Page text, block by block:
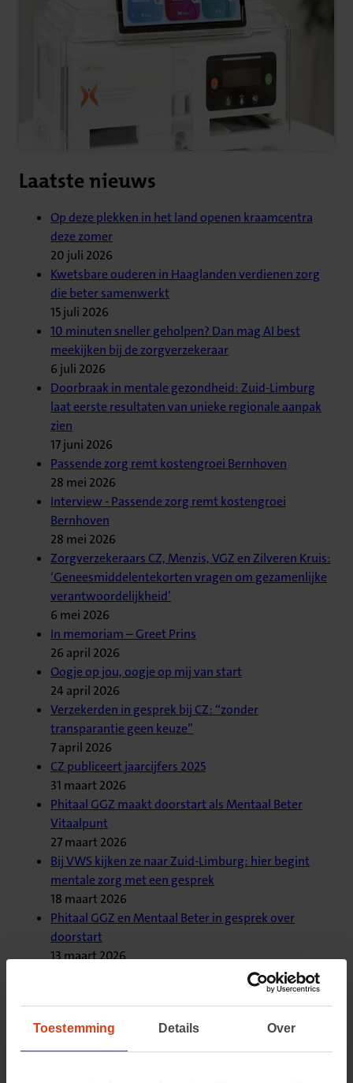
Toestemming Details Over
Laatste nieuws
Op deze plekken in het land openen kraamcentra
deze zomer
20 juli 2026
Kwetsbare ouderen in Haaglanden verdienen zorg
die beter samenwerkt
15 juli 2026
10 minuten sneller geholpen? Dan mag AI best
meekijken bij de zorgverzekeraar
6 juli 2026
Doorbraak in mentale gezondheid: Zuid-Limburg
laat eerste resultaten van unieke regionale aanpak
zien
17 juni 2026
Passende zorg remt kostengroei Bernhoven
28 mei 2026
Interview - Passende zorg remt kostengroei
Bernhoven
28 mei 2026
Zorgverzekeraars CZ, Menzis, VGZ en Zilveren Kruis:
‘Geneesmiddelentekorten vragen om gezamenlijke
verantwoordelijkheid’
6 mei 2026
In memoriam – Greet Prins
26 april 2026
Oogje op jou, oogje op mij van start
24 april 2026
Verzekerden in gesprek bij CZ: “zonder
transparantie geen keuze”
7 april 2026
CZ publiceert jaarcijfers 2025
31 maart 2026
Phitaal GGZ maakt doorstart als Mentaal Beter
Vitaalpunt
27 maart 2026
Bij VWS kijken ze naar Zuid-Limburg: hier begint
mentale zorg met een gesprek
18 maart 2026
Phitaal GGZ en Mentaal Beter in gesprek over
doorstart
13 maart 2026
Regio Eindhoven - De Kempen investeert in
zelfstandigheid voor ouderen
5 maart 2026